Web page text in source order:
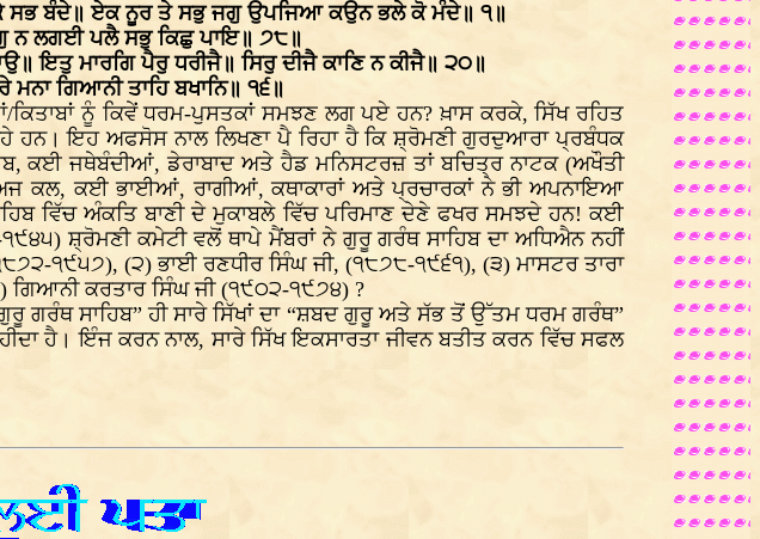
ਕੇ ਸਭ ਬੰਦੇ॥ ਏਕ ਨੂਰ ਤੇ ਸਭੁ ਜਗੁ ਉਪਜਿਆ ਕਉਨ ਭਲੇ ਕੋ ਮੰਦੇ॥ ੧॥
ਨ ਲਗਈ ਪਲੈ ਸਭੁ ਕਿਛੁ ਪਾਇ॥ ੭੮॥
ਇਤੁ ਮਾਰਗਿ ਪੈਰੁ ਧਰੀਜੈ॥ ਸਿਰੁ ਦੀਜੈ ਕਾਣਿ ਨ ਕੀਜੈ॥ ੨੦॥
ਗਿਆਨੀ ਤਾਹਿ ਬਖਾਨਿ॥ ੧੬॥
ਨੂੰ ਕਿਵੇਂ ਧਰਮ-ਪੁਸਤਕਾਂ ਸਮਝਣ ਲਗ ਪਏ ਹਨ? ਖ਼ਾਸ ਕਰਕੇ, ਸਿੱਖ ਰਹਿਤ
ਹਨ। ਇਹ ਅਫਸੋਸ ਨਾਲ ਲਿਖਣਾ ਪੈ ਰਿਹਾ ਹੈ ਕਿ ਸ਼੍ਰੋਮਣੀ ਗੁਰਦੁਆਰਾ ਪ੍ਰਬੰਧਕ
ਕਈ ਜਥੇਬੰਦੀਆਂ, ਡੇਰਾਬਾਦ ਅਤੇ ਹੈਡ ਮਨਿਸਟਰਜ਼ ਤਾਂ ਬਚਿਤ੍ਰ ਨਾਟਕ (ਅਖੌਤੀ
ਕਲ, ਕਈ ਭਾਈਆਂ, ਰਾਗੀਆਂ, ਕਥਾਕਾਰਾਂ ਅਤੇ ਪ੍ਰਚਾਰਕਾਂ ਨੇ ਭੀ ਅਪਨਾਇਆ
ਵਿੱਚ ਅੰਕਤਿ ਬਾਣੀ ਦੇ ਮੁਕਾਬਲੇ ਵਿੱਚ ਪਰਿਮਾਣ ਦੇਣੇ ਫਖਰ ਸਮਝਦੇ ਹਨ! ਕਈ
ਸ਼੍ਰੋਮਣੀ ਕਮੇਟੀ ਵਲੋਂ ਥਾਪੇ ਮੈਂਬਰਾਂ ਨੇ ਗੁਰੂ ਗਰੰਥ ਸਾਹਿਬ ਦਾ ਅਧਿਐਨ ਨਹੀਂ
੧੯੫੭), (੨) ਭਾਈ ਰਣਧੀਰ ਸਿੰਘ ਜੀ, (੧੮੭੮-੧੯੬੧), (੩) ਮਾਸਟਰ ਤਾਰਾ
ਗਿਆਨੀ ਕਰਤਾਰ ਸਿੰਘ ਜੀ (੧੯੦੨-੧੯੭੪) ?
ਗਰੰਥ ਸਾਹਿਬ” ਹੀ ਸਾਰੇ ਸਿੱਖਾਂ ਦਾ “ਸ਼ਬਦ ਗੁਰੂ ਅਤੇ ਸੱਭ ਤੋਂ ਉੱਤਮ ਧਰਮ ਗਰੰਥ”
ਹੈ। ਇੰਜ ਕਰਨ ਨਾਲ, ਸਾਰੇ ਸਿੱਖ ਇਕਸਾਰਤਾ ਜੀਵਨ ਬਤੀਤ ਕਰਨ ਵਿੱਚ ਸਫਲ